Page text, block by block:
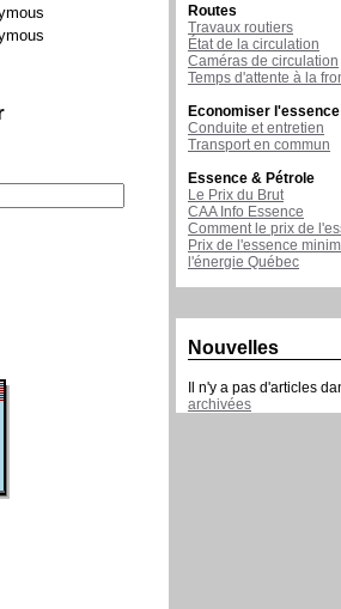
Routes
Travaux routiers
État de la circulation
Caméras de circulation
Temps d'attente à la
Economiser l'essence
Conduite et entretien
Transport en commun
Essence & Pétrole
Le Prix du Brut
CAA Info Essence
Comment le prix de
Prix de l'essence
l'énergie Québec
Nouvelles
Il n'y a pas d'articles
archivées